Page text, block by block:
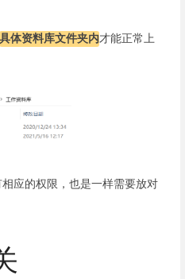
具体资料库文件夹内才能正常上
应的权限，也是一样需要放对